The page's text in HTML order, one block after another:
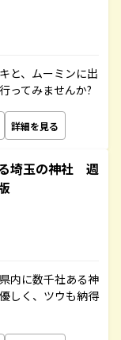
と、ムーミンに出
ってみませんか?
詳細を見る
埼玉の神社 週
内に数千社ある神
しく、ツウも納得